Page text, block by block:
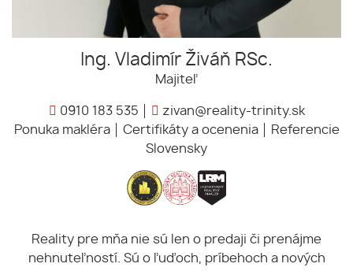
Ing. Vladimír Živáň RSc.
Majiteľ
0910 183 535
zivan@reality-trinity.sk
Ponuka makléra
Certifikáty a ocenenia
Referencie
Slovensky
Reality pre mňa nie sú len o predaji či prenájme
nehnuteľností. Sú o ľuďoch, príbehoch a nových